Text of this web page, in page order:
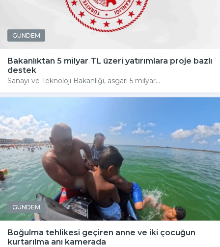
GÜNDEM
Bakanlıktan 5 milyar TL üzeri yatırımlara proje bazlı
destek
Sanayi ve Teknoloji Bakanlığı, asgari 5 milyar...
GÜNDEM
Boğulma tehlikesi geçiren anne ve iki çocuğun
kurtarılma anı kamerada